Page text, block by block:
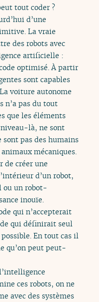
tout coder ?
d’une
La vraie
des robots avec
artificielle :
optimisé. À partir
sont capables
voiture autonome
n’a pas du tout
que les éléments
niveau-là, ne sont
pas des humains
mécaniques.
de créer une
d’un robot,
ou un robot-
inouïe.
qui n’accepterait
qui définirait seul
En tout cas il
qu’on peut peut-
ces robots, on ne
avec des systèmes